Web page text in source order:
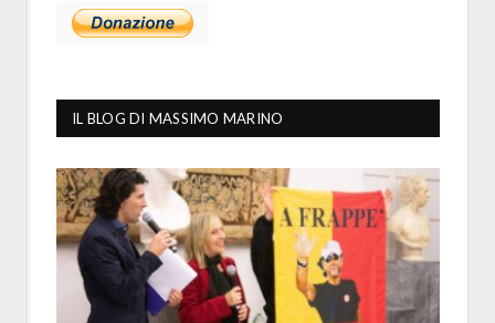
IL BLOG DI MASSIMO MARINO